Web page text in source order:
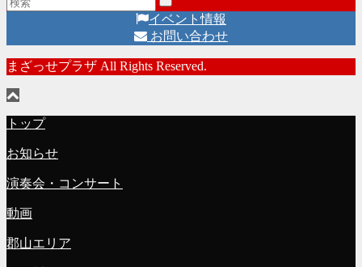
イベント情報
お問い合わせ
まざっせプラザ All Rights Reserved.
トップ
お知らせ
演奏会・コンサート
動画
郡山エリア